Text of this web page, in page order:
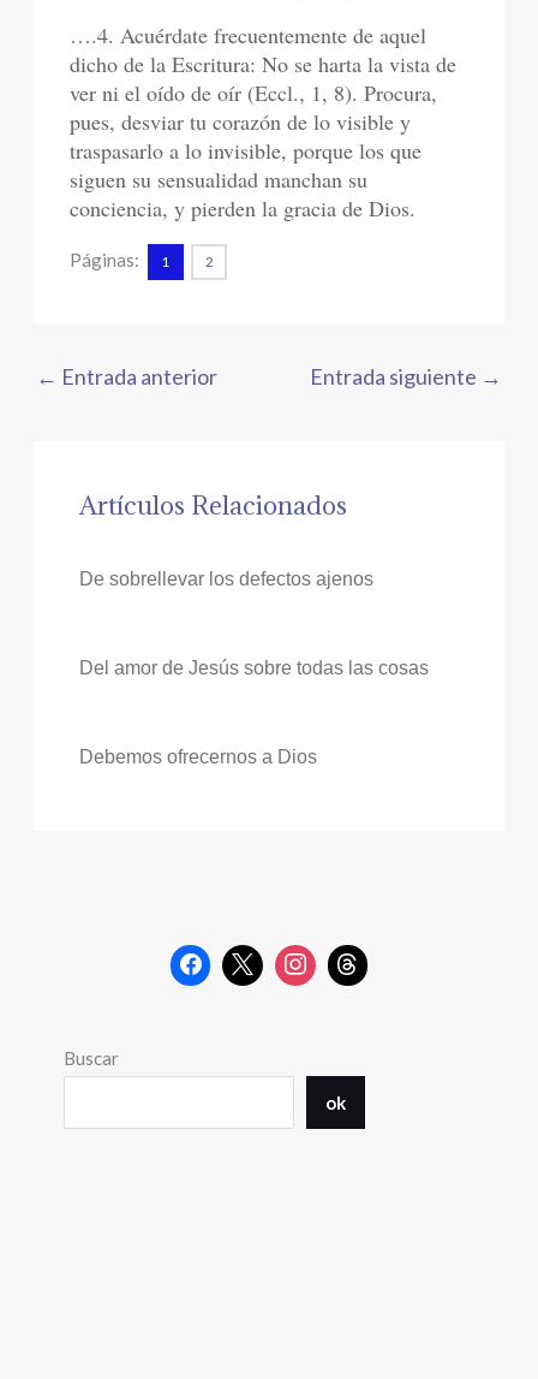
….4. Acuérdate frecuentemente de aquel
dicho de la Escritura: No se harta la vista de
ver ni el oído de oír (Eccl., 1, 8). Procura,
pues, desviar tu corazón de lo visible y
traspasarlo a lo invisible, porque los que
siguen su sensualidad manchan su
conciencia, y pierden la gracia de Dios.
Páginas: 1 2
← Entrada anterior Entrada siguiente →
Artículos Relacionados
De sobrellevar los defectos ajenos
Del amor de Jesús sobre todas las cosas
Debemos ofrecernos a Dios
Buscar
ok